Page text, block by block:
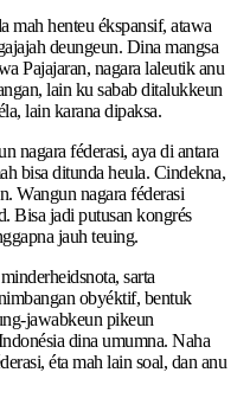
mah henteu ékspansif, atawa
deungeun. Dina mangsa
Pajajaran, nagara laleutik anu
lain ku sabab ditalukkeun
lain karana dipaksa.
nagara féderasi, aya di antara
bisa ditunda heula. Cindekna,
Wangun nagara féderasi
Bisa jadi putusan kongrés
jauh teuing.
sarta
obyéktif, bentuk
jawabkeun pikeun
dina umumna. Naha
éta mah lain soal, dan anu